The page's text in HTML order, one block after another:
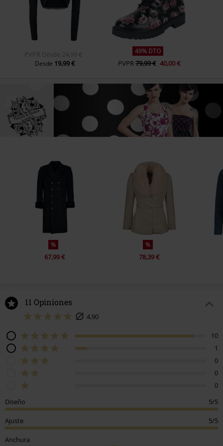
PVPR Desde 24,99 €
Desde 19,99 €
49% DTO
PVPR79,99 € 40,00 €
%
67,99 €
%
78,39 €
11 Opiniones
4,90
10
1
0
0
0
Diseño
5/5
Ajuste 5/5
Anchura